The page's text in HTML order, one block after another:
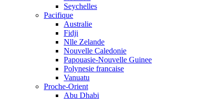
Seychelles
Pacifique
Australie
Fidji
Nlle Zelande
Nouvelle Caledonie
Papouasie-Nouvelle Guinee
Polynesie francaise
Vanuatu
Proche-Orient
Abu Dhabi